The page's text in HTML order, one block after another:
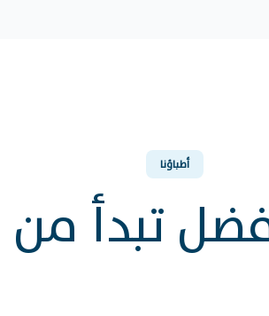
أطباؤنا
تبدأ من